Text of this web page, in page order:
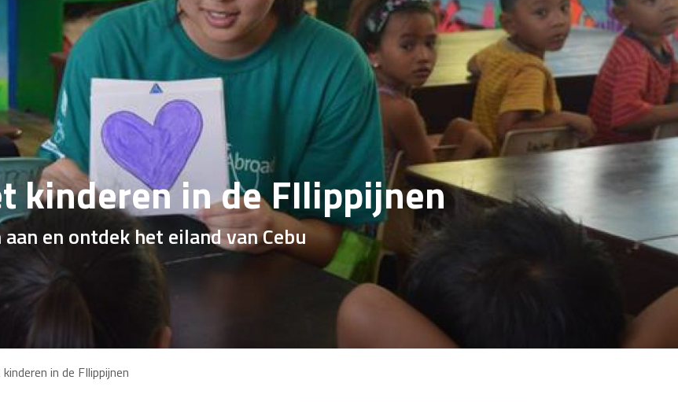
kinderen in de FIlippijnen
en ontdek het eiland van Cebu
in de FIlippijnen